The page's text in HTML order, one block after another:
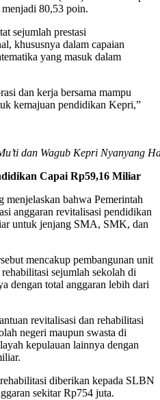
80,53 poin.
sejumlah prestasi
khususnya dalam capaian
yang masuk dalam
dan kerja bersama mampu
kemajuan pendidikan Kepri,”
dan Wagub Kepri Nyanyang
Capai Rp59,16 Miliar
menjelaskan bahwa Pemerintah
anggaran revitalisasi pendidikan
untuk jenjang SMA, SMK, dan
mencakup pembangunan unit
sejumlah sekolah di
dengan total anggaran lebih dari
revitalisasi dan rehabilitasi
negeri maupun swasta di
kepulauan lainnya dengan
diberikan kepada SLBN
sekitar Rp754 juta.